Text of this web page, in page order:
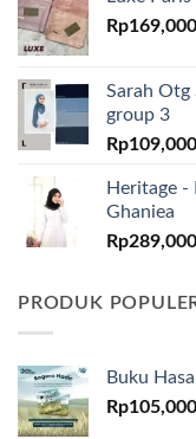
Rp169,000
Sarah Otg
group 3
Rp109,000
Heritage -
Ghaniea
Rp289,000
PRODUK
Buku
Rp105,000